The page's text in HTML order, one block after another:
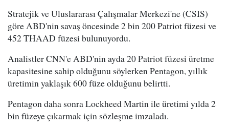
Stratejik ve Uluslararası Çalışmalar Merkezi'ne (CSIS)
göre ABD'nin savaş öncesinde 2 bin 200 Patriot füzesi ve
452 THAAD füzesi bulunuyordu.
Analistler CNN'e ABD'nin ayda 20 Patriot füzesi üretme
kapasitesine sahip olduğunu söylerken Pentagon, yıllık
üretimin yaklaşık 600 füze olduğunu belirtti.
Pentagon daha sonra Lockheed Martin ile üretimi yılda 2
bin füzeye çıkarmak için sözleşme imzaladı.